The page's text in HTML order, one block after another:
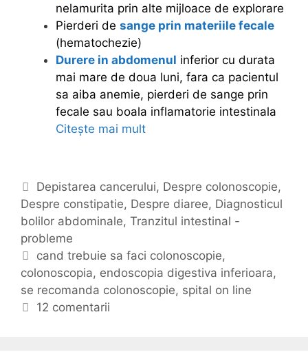
nelamurita prin alte mijloace de explorare
Pierderi de sange prin materiile fecale
(hematochezie)
Durere in abdomenul inferior cu durata
mai mare de doua luni, fara ca pacientul
sa aiba anemie, pierderi de sange prin
fecale sau boala inflamatorie intestinala
Citește mai mult
l
C
a
t
e
g
o
r
i
Depistarea cancerului, Despre colonoscopie,
Despre constipatie, Despre diaree, Diagnosticul
bolilor abdominale, Tranzitul intestinal -
probleme
E
t
i
c
cand trebuie sa faci colonoscopie,
colonoscopia, endoscopia digestiva inferioara,
se recomanda colonoscopie, spital on line
12 comentarii